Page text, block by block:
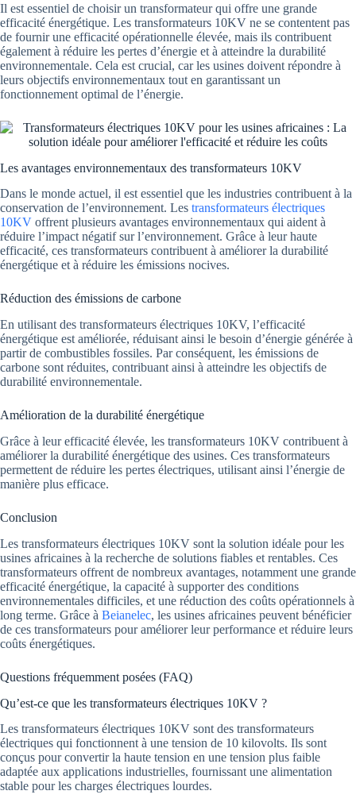
Il est essentiel de choisir un transformateur qui offre une grande
efficacité énergétique. Les transformateurs 10KV ne se contentent pas
de fournir une efficacité opérationnelle élevée, mais ils contribuent
également à réduire les pertes d’énergie et à atteindre la durabilité
environnementale. Cela est crucial, car les usines doivent répondre à
leurs objectifs environnementaux tout en garantissant un
fonctionnement optimal de l’énergie.
Les avantages environnementaux des transformateurs 10KV
Dans le monde actuel, il est essentiel que les industries contribuent à la
conservation de l’environnement. Les transformateurs électriques
10KV offrent plusieurs avantages environnementaux qui aident à
réduire l’impact négatif sur l’environnement. Grâce à leur haute
efficacité, ces transformateurs contribuent à améliorer la durabilité
énergétique et à réduire les émissions nocives.
Réduction des émissions de carbone
En utilisant des transformateurs électriques 10KV, l’efficacité
énergétique est améliorée, réduisant ainsi le besoin d’énergie générée à
partir de combustibles fossiles. Par conséquent, les émissions de
carbone sont réduites, contribuant ainsi à atteindre les objectifs de
durabilité environnementale.
Amélioration de la durabilité énergétique
Grâce à leur efficacité élevée, les transformateurs 10KV contribuent à
améliorer la durabilité énergétique des usines. Ces transformateurs
permettent de réduire les pertes électriques, utilisant ainsi l’énergie de
manière plus efficace.
Conclusion
Les transformateurs électriques 10KV sont la solution idéale pour les
usines africaines à la recherche de solutions fiables et rentables. Ces
transformateurs offrent de nombreux avantages, notamment une grande
efficacité énergétique, la capacité à supporter des conditions
environnementales difficiles, et une réduction des coûts opérationnels à
long terme. Grâce à Beianelec, les usines africaines peuvent bénéficier
de ces transformateurs pour améliorer leur performance et réduire leurs
coûts énergétiques.
Questions fréquemment posées (FAQ)
Qu’est-ce que les transformateurs électriques 10KV ?
Les transformateurs électriques 10KV sont des transformateurs
électriques qui fonctionnent à une tension de 10 kilovolts. Ils sont
conçus pour convertir la haute tension en une tension plus faible
adaptée aux applications industrielles, fournissant une alimentation
stable pour les charges électriques lourdes.